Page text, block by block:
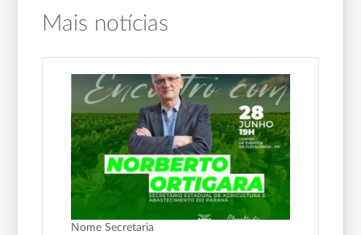
Mais notícias
Nome Secretaria